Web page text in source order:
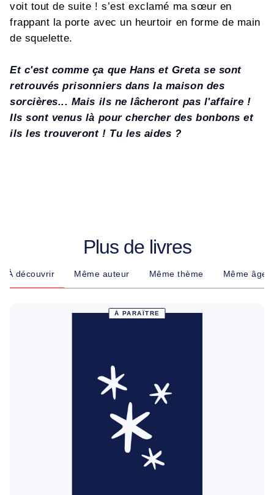
voit tout de suite ! s’est exclamé ma sœur en
frappant la porte avec un heurtoir en forme de main
de squelette.
Et c'est comme ça que Hans et Greta se sont
retrouvés prisonniers dans la maison des
sorcières... Mais ils ne lâcheront pas l'affaire !
Ils sont venus là pour chercher des bonbons et
ils les trouveront ! Tu les aides ?
Plus de livres
À découvrir Même auteur Même thème Même âge
À PARAÎTRE